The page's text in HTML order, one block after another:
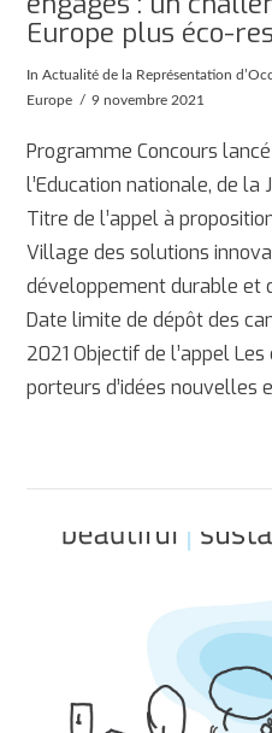
Europe plus éco-
InActualité de la Représentation
Europe
9 novembre 2021
Programme Concours
l’Education nationale, de la
Titre de l’appel à
Village des solutions
développement durable et
Date limite de dépôt des
2021 Objectif de l’appel
porteurs d’idées